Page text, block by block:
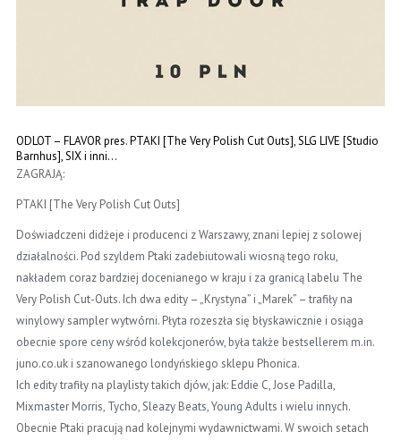
ODLOT – FLAVOR pres. PTAKI [The Very Polish Cut Outs], SLG LIVE [Studio
Barnhus], SIX i inni…
ZAGRAJĄ:
PTAKI [The Very Polish Cut Outs]
Doświadczeni didżeje i producenci z Warszawy, znani lepiej z solowej
działalności. Pod szyldem Ptaki zadebiutowali wiosną tego roku,
nakładem coraz bardziej docenianego w kraju i za granicą labelu The
Very Polish Cut-Outs. Ich dwa edity – „Krystyna” i „Marek” – trafiły na
winylowy sampler wytwórni. Płyta rozeszła się błyskawicznie i osiąga
obecnie spore ceny wśród kolekcjonerów, była także bestsellerem m.in.
juno.co.uk i szanowanego londyńskiego sklepu Phonica.
Ich edity trafiły na playlisty takich djów, jak: Eddie C, Jose Padilla,
Mixmaster Morris, Tycho, Sleazy Beats, Young Adults i wielu innych.
Obecnie Ptaki pracują nad kolejnymi wydawnictwami. W swoich setach